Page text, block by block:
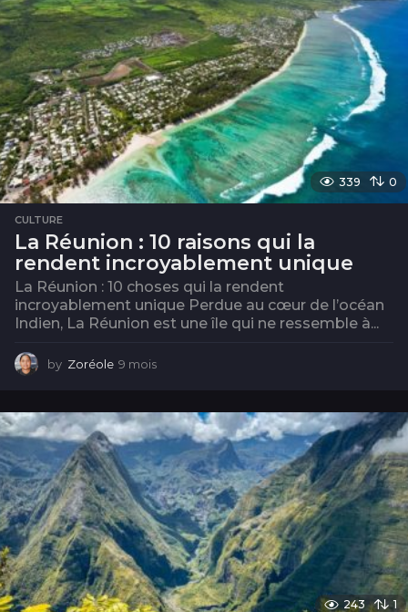
339 0
CULTURE
La Réunion : 10 raisons qui la
rendent incroyablement unique
La Réunion : 10 choses qui la rendent
incroyablement unique Perdue au cœur de l’océan
Indien, La Réunion est une île qui ne ressemble à...
by Zoréole 9 mois
i
s
243 1